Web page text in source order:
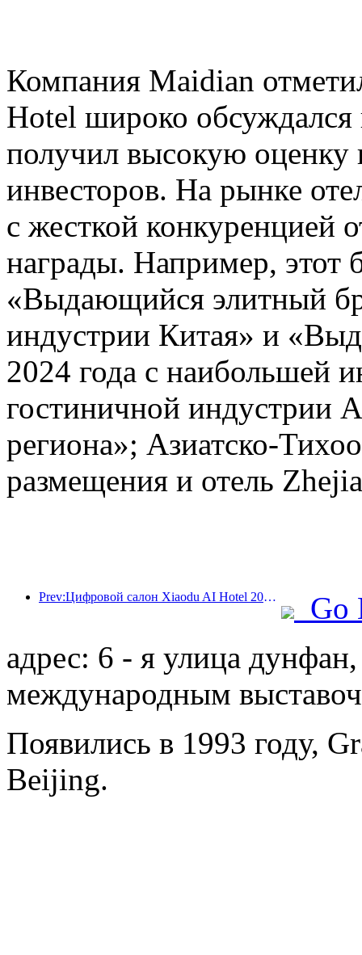
Компания Maidian
Hotel широко
получил высокую оценку
инвесторов. На рынке
с жесткой конкуренцией
награды. Например, этот
«Выдающийся элитный
индустрии Китая» и
2024 года с наибольшей
гостиничной индустрии
региона»; Азиатско-
размещения и отель
Prev:Цифровой салон Xiaodu AI Hotel 2024 успешно завершился! Ускорить реконструкцию будущего отеля
Go
адрес: 6 - я улица
международным
Появились в 1993 году,
Beijing.